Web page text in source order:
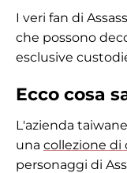
I veri fan di
che possono
esclusive
Ecco cosa
L'azienda
una collezione di
personaggi di